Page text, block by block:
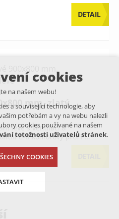
DETAIL
mm, zlatý
levé s ventilací a
6-ti komorový profil …
cookies
na našem webu!
a související technologie, aby
potřebám a vy na webu nalezli
cookies používané na našem
totožnosti uživatelů stránek.
COOKIES